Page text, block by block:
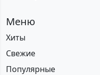
Меню
Хиты
Свежие
Популярные